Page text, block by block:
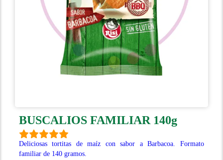
BUSCALIOS FAMILIAR 140g
Deliciosas tortitas de maíz con sabor a Barbacoa. Formato
familiar de 140 gramos.